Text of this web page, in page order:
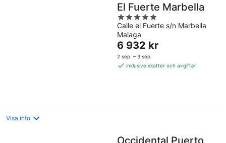
El Fuerte Marbella
5
out
of
5
Calle el Fuerte s/n Marbella
Malaga
Priset
är
6 932 kr
6 932 kr
2 sep. – 3 sep.
inklusive skatter och avgifter
Visa info
Occidental Puerto